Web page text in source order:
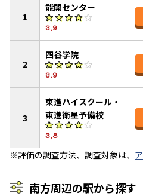
1
能開センター
3.9
2
四谷学院
3.9
3
東進ハイスクール・
東進衛星予備校
3.8
※評価の調査方法、調査対象は、
南方周辺の駅から探す